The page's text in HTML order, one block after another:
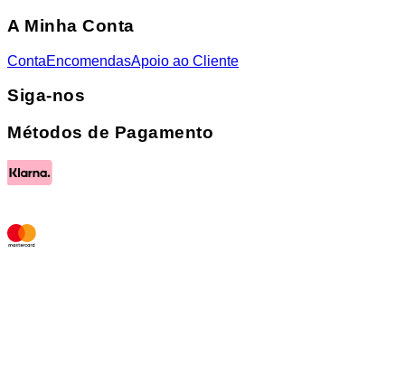
A Minha Conta
ContaEncomendasApoio ao Cliente
Siga-nos
Métodos de Pagamento